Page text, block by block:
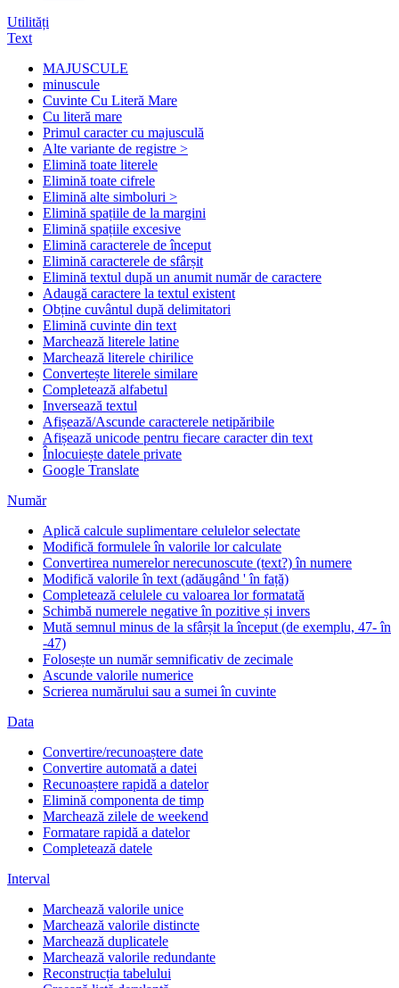
Utilități
Text
MAJUSCULE
minuscule
Cuvinte Cu Literă Mare
Cu literă mare
Primul caracter cu majusculă
Alte variante de registre >
Elimină toate literele
Elimină toate cifrele
Elimină alte simboluri >
Elimină spațiile de la margini
Elimină spațiile excesive
Elimină caracterele de început
Elimină caracterele de sfârșit
Elimină textul după un anumit număr de caractere
Adaugă caractere la textul existent
Obține cuvântul după delimitatori
Elimină cuvinte din text
Marchează literele latine
Marchează literele chirilice
Convertește literele similare
Completează alfabetul
Inversează textul
Afișează/Ascunde caracterele netipăribile
Afișează unicode pentru fiecare caracter din text
Înlocuiește datele private
Google Translate
Număr
Aplică calcule suplimentare celulelor selectate
Modifică formulele în valorile lor calculate
Convertirea numerelor nerecunoscute (text?) în numere
Modifică valorile în text (adăugând ' în față)
Completează celulele cu valoarea lor formatată
Schimbă numerele negative în pozitive și invers
Mută semnul minus de la sfârșit la început (de exemplu, 47- în
-47)
Folosește un număr semnificativ de zecimale
Ascunde valorile numerice
Scrierea numărului sau a sumei în cuvinte
Data
Convertire/recunoaștere date
Convertire automată a datei
Recunoaștere rapidă a datelor
Elimină componenta de timp
Marchează zilele de weekend
Formatare rapidă a datelor
Completează datele
Interval
Marchează valorile unice
Marchează valorile distincte
Marchează duplicatele
Marchează valorile redundante
Reconstrucția tabelului